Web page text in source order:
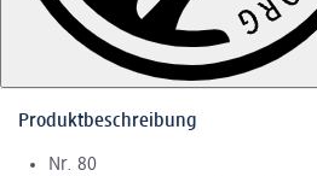
Produktbeschreibung
Nr. 80